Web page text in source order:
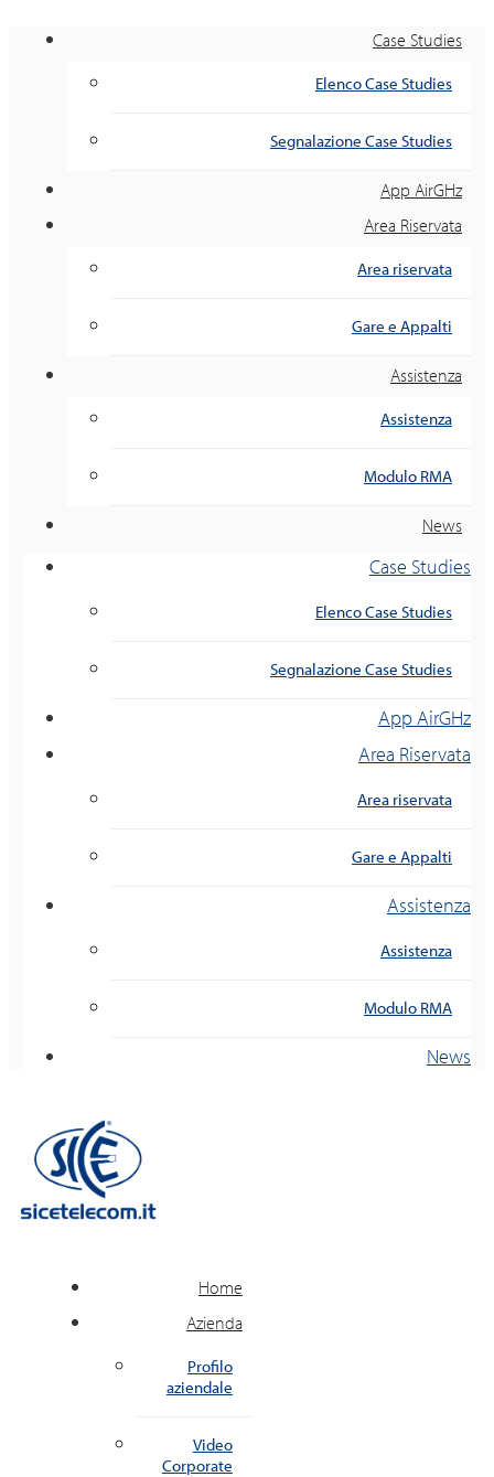
Case Studies
Elenco Case Studies
Segnalazione Case Studies
App AirGHz
Area Riservata
Area riservata
Gare e Appalti
Assistenza
Assistenza
Modulo RMA
News
Case Studies
Elenco Case Studies
Segnalazione Case Studies
App AirGHz
Area Riservata
Area riservata
Gare e Appalti
Assistenza
Assistenza
Modulo RMA
News
Home
Azienda
Profilo
aziendale
Video
Corporate